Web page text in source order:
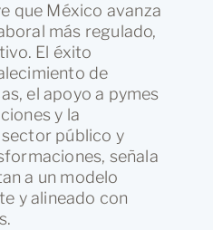
que México avanza
más regulado,
El éxito
de
el apoyo a pymes
y la
público y
señala
a un modelo
y alineado con